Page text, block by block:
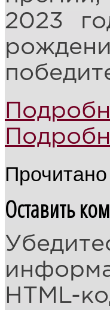
2023
Прочитано
Оставить
HTML-